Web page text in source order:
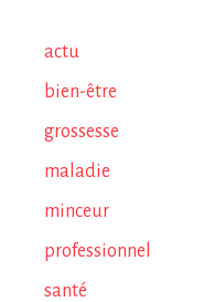
actu
bien-être
grossesse
maladie
minceur
professionnel
santé